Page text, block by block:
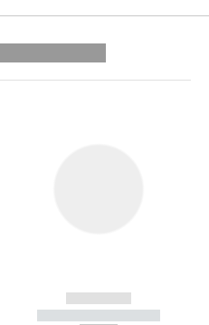
------------
----------- -----------